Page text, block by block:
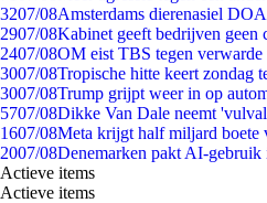
3207/08Amsterdams dierenasiel
2907/08Kabinet geeft bedrijven geen
2407/08OM eist TBS tegen verwarde
3007/08Tropische hitte keert zondag
3007/08Trump grijpt weer in op
5707/08Dikke Van Dale neemt
1607/08Meta krijgt half miljard boete
2007/08Denemarken pakt AI-gebruik
Actieve items
Actieve items